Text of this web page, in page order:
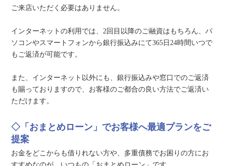
ご来店いただく必要はありません。
インターネットの利用では、2回目以降のご融資はもちろん、パ
ソコンやスマートフォンから銀行振込みにて365日24時間いつで
もご返済が可能です。
また、インターネット以外にも、銀行振込みや窓口でのご返済
も賜っておりますので、お客様のご都合の良い方法でご返済い
ただけます。
◇「おまとめローン」でお客様へ最適プランをご
提案
お金をどこからも借りれない方や、多重債務でお困りの方にお